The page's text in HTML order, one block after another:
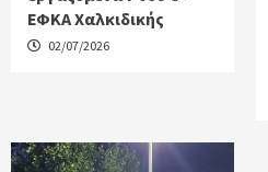
ΕΦΚΑ Χαλκιδικής
02/07/2026